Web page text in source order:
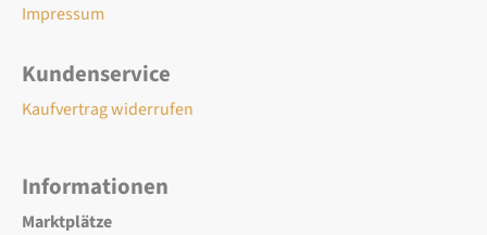
Impressum
Kundenservice
Kaufvertrag widerrufen
Informationen
Marktplätze